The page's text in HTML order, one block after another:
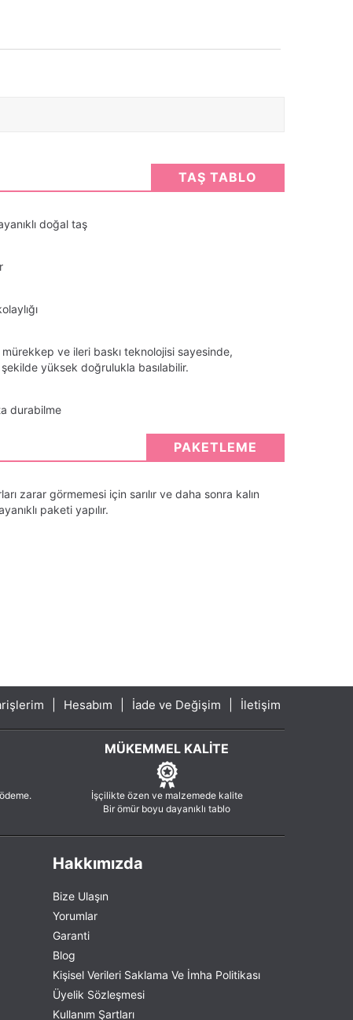
TAŞ TABLO
doğal taş
ve ileri baskı teknolojisi sayesinde,
yüksek doğrulukla basılabilir.
durabilme
PAKETLEME
zarar görmemesi için sarılır ve daha sonra kalın
paketi yapılır.
Hesabım İade ve Değişim İletişim
MÜKEMMEL KALITE
İşçilikte özen ve malzemede kalite
Bir ömür boyu dayanıklı tablo
Hakkımızda
Bize Ulaşın
Yorumlar
Garanti
Blog
Kişisel Verileri Saklama Ve İmha Politikası
Üyelik Sözleşmesi
Kullanım Şartları